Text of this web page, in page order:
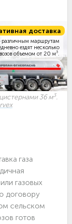
доставка
различным маршрутам
ездят несколько
объемом от 20 м3
36 м3.
газа
газовых
договору
сельском
готов